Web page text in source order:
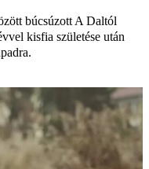
búcsúzott A Daltól
kisfia születése után